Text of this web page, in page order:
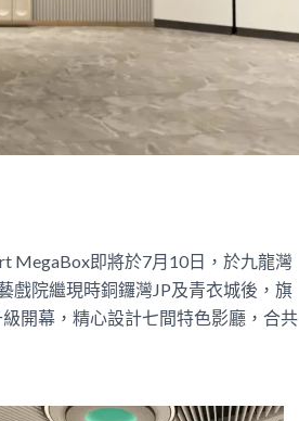
MegaBox即將於7月10日，於九龍灣
戲院繼現時銅鑼灣JP及青衣城後，旗
開幕，精心設計七間特色影廳，合共